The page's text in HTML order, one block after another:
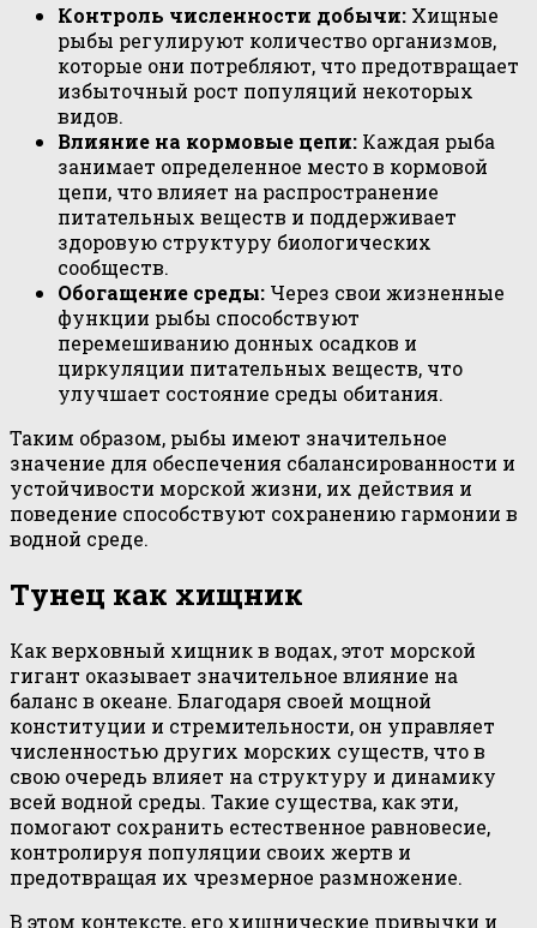
Контроль численности добычи: Хищные
рыбы регулируют количество организмов,
которые они потребляют, что предотвращает
избыточный рост популяций некоторых
видов.
Влияние на кормовые цепи: Каждая рыба
занимает определенное место в кормовой
цепи, что влияет на распространение
питательных веществ и поддерживает
здоровую структуру биологических
сообществ.
Обогащение среды: Через свои жизненные
функции рыбы способствуют
перемешиванию донных осадков и
циркуляции питательных веществ, что
улучшает состояние среды обитания.
Таким образом, рыбы имеют значительное
значение для обеспечения сбалансированности и
устойчивости морской жизни, их действия и
поведение способствуют сохранению гармонии в
водной среде.
Тунец как хищник
Как верховный хищник в водах, этот морской
гигант оказывает значительное влияние на
баланс в океане. Благодаря своей мощной
конституции и стремительности, он управляет
численностью других морских существ, что в
свою очередь влияет на структуру и динамику
всей водной среды. Такие существа, как эти,
помогают сохранить естественное равновесие,
контролируя популяции своих жертв и
предотвращая их чрезмерное размножение.
В этом контексте, его хищнические привычки и